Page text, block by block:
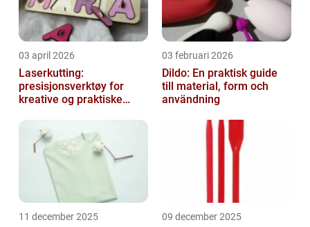
03 april 2026
Laserkutting:
presisjonsverktøy for
kreative og praktiske
03 februari 2026
Dildo: En praktisk guide
till material, form och
användning
11 december 2025 09 december 2025